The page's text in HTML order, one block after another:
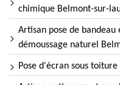
chimique Belmont-sur-
Artisan pose de
démoussage naturel
Pose d'écran sous